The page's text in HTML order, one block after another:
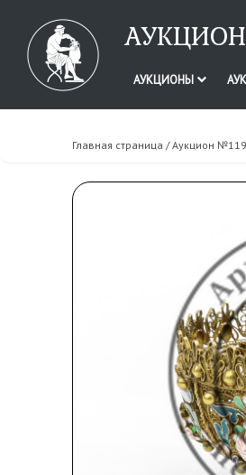
АУКЦИОНЫ
Главная страница /Аукцион